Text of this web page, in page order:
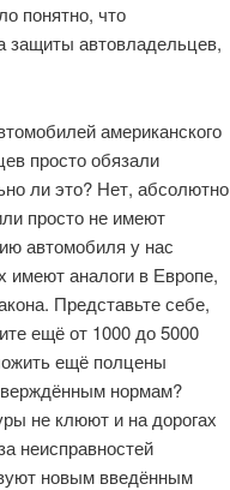
понятно, что
защиты автовладельцев,
американского
просто обязали
ли это? Нет, абсолютно
просто не имеют
автомобиля у нас
имеют аналоги в Европе,
Представьте себе,
ещё от 1000 до 5000
ещё полцены
нормам?
не клюют и на дорогах
неисправностей
новым введённым